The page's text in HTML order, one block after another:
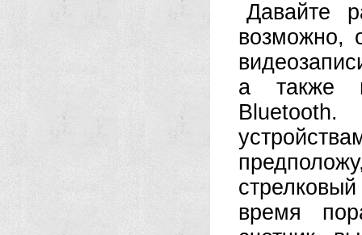
Давайте
возможно,
а также
время